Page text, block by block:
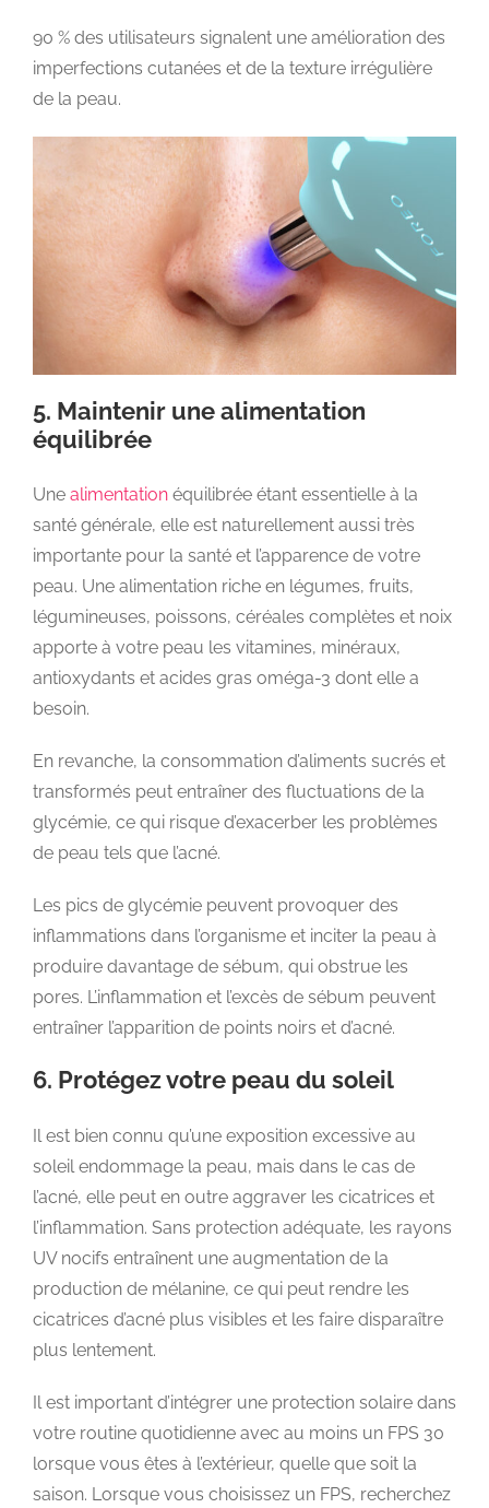
90 % des utilisateurs signalent une amélioration des
imperfections cutanées et de la texture irrégulière
de la peau.
5. Maintenir une alimentation
équilibrée
Une alimentation équilibrée étant essentielle à la
santé générale, elle est naturellement aussi très
importante pour la santé et l’apparence de votre
peau. Une alimentation riche en légumes, fruits,
légumineuses, poissons, céréales complètes et noix
apporte à votre peau les vitamines, minéraux,
antioxydants et acides gras oméga-3 dont elle a
besoin.
En revanche, la consommation d’aliments sucrés et
transformés peut entraîner des fluctuations de la
glycémie, ce qui risque d’exacerber les problèmes
de peau tels que l’acné.
Les pics de glycémie peuvent provoquer des
inflammations dans l’organisme et inciter la peau à
produire davantage de sébum, qui obstrue les
pores. L’inflammation et l’excès de sébum peuvent
entraîner l’apparition de points noirs et d’acné.
6. Protégez votre peau du soleil
Il est bien connu qu’une exposition excessive au
soleil endommage la peau, mais dans le cas de
l’acné, elle peut en outre aggraver les cicatrices et
l’inflammation. Sans protection adéquate, les rayons
UV nocifs entraînent une augmentation de la
production de mélanine, ce qui peut rendre les
cicatrices d’acné plus visibles et les faire disparaître
plus lentement.
Il est important d’intégrer une protection solaire dans
votre routine quotidienne avec au moins un FPS 30
lorsque vous êtes à l’extérieur, quelle que soit la
saison. Lorsque vous choisissez un FPS, recherchez